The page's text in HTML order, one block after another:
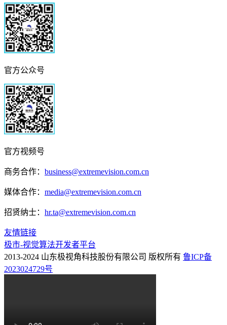
官方公众号
官方视频号
商务合作： business@extremevision.com.cn
媒体合作： media@extremevision.com.cn
招贤纳士： hr.ta@extremevision.com.cn
友情链接
极市-视觉算法开发者平台
2013-2024 山东极视角科技股份有限公司 版权所有 鲁ICP备
2023024729号